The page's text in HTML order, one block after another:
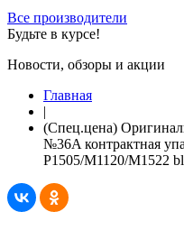
Все производители
Будьте в курсе!
Новости, обзоры и акции
Главная
|
(Спец.цена)
№36A контрактная
P1505/M1120/M1522